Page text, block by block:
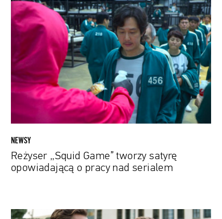
Reżyser
„Squid
Game”
tworzy
opowiadającą
o
pracy
serialem
NEWSY
Reżyser „Squid Game” tworzy satyrę
opowiadającą o pracy nad serialem
Tarantino